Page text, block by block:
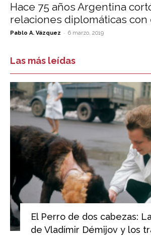
Hace 75 años Argentina
relaciones diplomáticas con
Pablo A. Vázquez - 6 marzo, 2019
Las más leídas
El Perro de dos cabezas:
de Vladímir Démijov y los